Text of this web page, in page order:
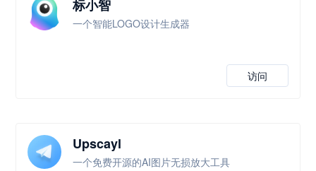
标小智
一个智能LOGO设计生成器
访问
Upscayl
一个免费开源的AI图片无损放大工具